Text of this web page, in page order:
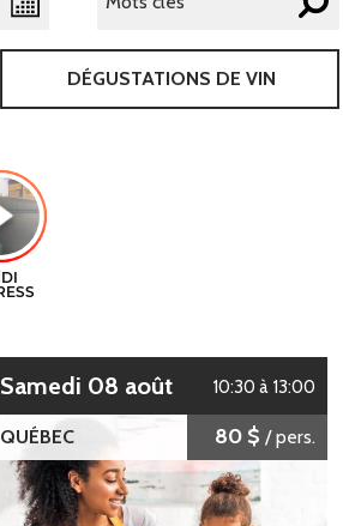
DÉGUSTATIONS DE VIN
samedi 08 août 10:30 à 13:00
QUÉBEC 80 $ / pers.